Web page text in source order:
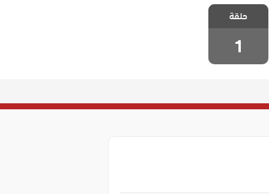
مسلسل هيا
لنذهب الحلقة 1
حلقة
1